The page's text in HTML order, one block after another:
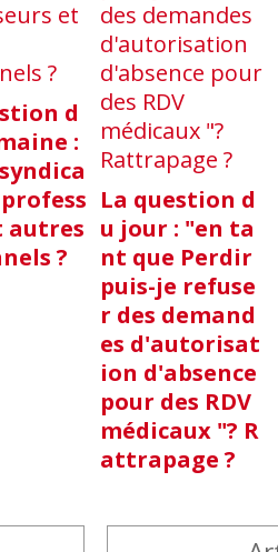
d
:
autres
?
La question d
u jour : "en ta
nt que Perdir
puis-je refuse
r des demand
es d'autorisat
ion d'absence
pour des RDV
médicaux "? R
attrapage ?